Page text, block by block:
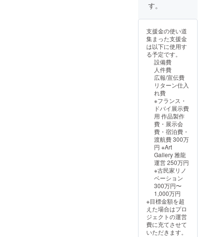
無垢の
用する
ので、
歪みが
出る場
合があ
ります
※ペー
パー仕
なりま
す。 ※
サイズ
調整で
ポスト
カード
デザイ
ンを修
正する
可能性
があり
ます
す。
支援金の使い道
集まった支援金
は以下に使用す
る予定です。
設備費
人件費
広報/宣伝費
リターン仕入
れ費
※フランス・
ドバイ展示費
用 作品製作
費・展示会
費・宿泊費・
渡航費 300万
円 ※Art
Gallery 雅龍
運営 250万円
※古民家リノ
ベーション
300万円〜
1,000万円
※目標金額を超
えた場合はプロ
ジェクトの運営
費に充てさせて
いただきます。